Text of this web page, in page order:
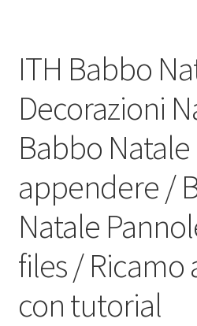
ITH Babbo
Decorazioni
Babbo Natale
appendere /
Natale
files / Ricamo
con tutorial